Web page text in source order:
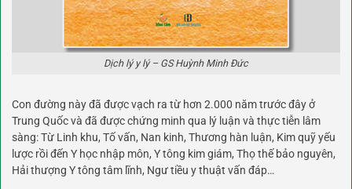
Dịch lý y lý – GS Huỳnh Minh Đức
Con đường này đã được vạch ra từ hơn 2.000 năm trước đây ở
Trung Quốc và đã được chứng minh qua lý luận và thực tiễn lâm
sàng: Từ Linh khu, Tố vấn, Nan kinh, Thương hàn luận, Kim quỹ yếu
lược rồi đến Y học nhập môn, Y tông kim giám, Thọ thế bảo nguyên,
Hải thượng Y tông tâm lĩnh, Ngư tiều y thuật vấn đáp…